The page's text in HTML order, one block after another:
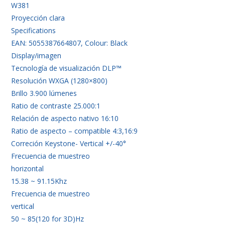
W381
Proyección clara
Specifications
EAN: 5055387664807, Colour: Black
Display/imagen
Tecnología de visualización DLP™
Resolución WXGA (1280×800)
Brillo 3.900 lúmenes
Ratio de contraste 25.000:1
Relación de aspecto nativo 16:10
Ratio de aspecto – compatible 4:3,16:9
Correción Keystone- Vertical +/-40°
Frecuencia de muestreo
horizontal
15.38 ~ 91.15Khz
Frecuencia de muestreo
vertical
50 ~ 85(120 for 3D)Hz